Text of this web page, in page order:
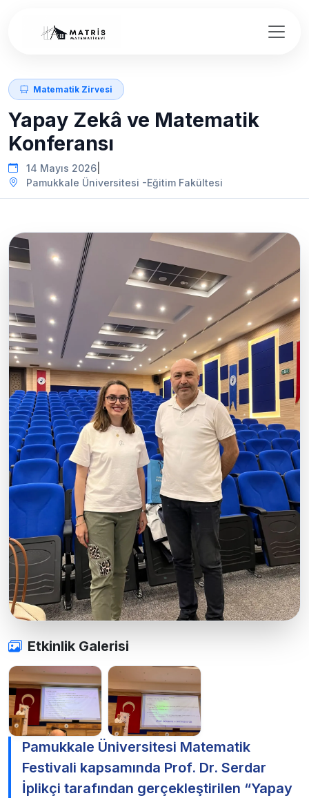
Matematik Zirvesi
Yapay Zekâ ve Matematik
Konferansı
14 Mayıs 2026
Pamukkale Üniversitesi -Eğitim Fakültesi
Etkinlik Galerisi
Pamukkale Üniversitesi Matematik
Festivali kapsamında Prof. Dr. Serdar
İplikçi tarafından gerçekleştirilen “Yapay